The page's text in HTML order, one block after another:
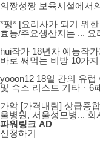
의짱성짱 보육시설에서
*평* [요리사가 되기 위
효능/주요생산지는 ... 요
hui작가 18년차 예능작
바로 써먹는 비방 10가지
yooon12 18일 간의 유
및 숙소 리스트 기타ㆍ6
가악 [가격내림] 상급종
울병원, 서울성모병... 회
파워링크 AD
신청하기